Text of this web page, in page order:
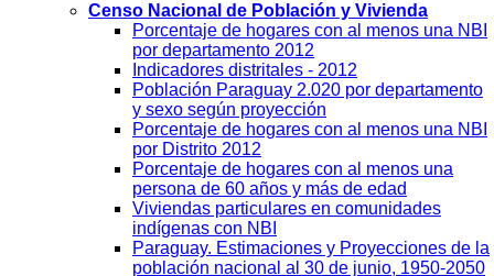
Censo Nacional de Población y Vivienda
Porcentaje de hogares con al menos una NBI
por departamento 2012
Indicadores distritales - 2012
Población Paraguay 2.020 por departamento
y sexo según proyección
Porcentaje de hogares con al menos una NBI
por Distrito 2012
Porcentaje de hogares con al menos una
persona de 60 años y más de edad
Viviendas particulares en comunidades
indígenas con NBI
Paraguay. Estimaciones y Proyecciones de la
población nacional al 30 de junio, 1950-2050